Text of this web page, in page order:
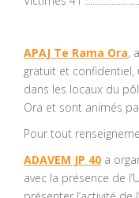
APAJ Te Rama Ora,
gratuit et confidentiel,
dans les locaux du
Ora et sont animés
Pour tout
ADAVEM JP 40 a
avec la présence de